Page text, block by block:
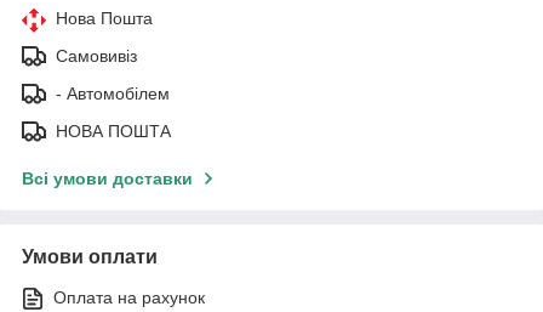
Нова Пошта
Самовивіз
- Автомобілем
НОВА ПОШТА
Всі умови доставки
Умови оплати
Оплата на рахунок